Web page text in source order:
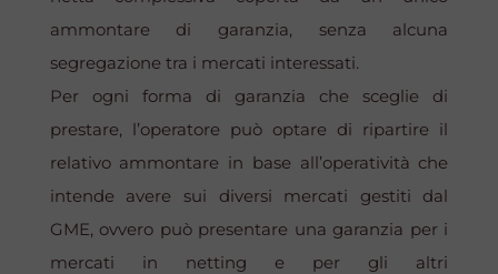
ammontare di garanzia, senza alcuna
segregazione tra i mercati interessati.
Per ogni forma di garanzia che sceglie di
prestare, l’operatore può optare di ripartire il
relativo ammontare in base all’operatività che
intende avere sui diversi mercati gestiti dal
GME, ovvero può presentare una garanzia per i
mercati in netting e per gli altri